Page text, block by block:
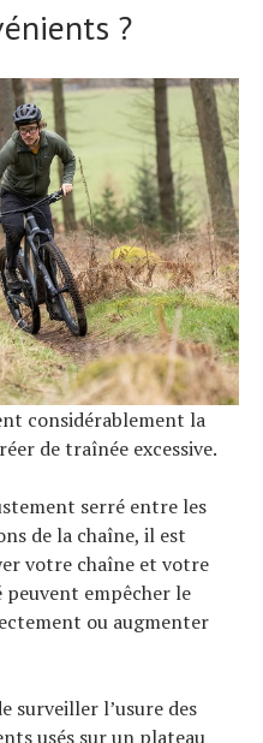
?
considérablement la
de traînée excessive.
serré entre les
de la chaîne, il est
votre chaîne et votre
peuvent empêcher le
ou augmenter
surveiller l’usure des
usés sur un plateau